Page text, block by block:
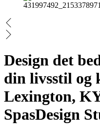
Design det
din livsstil og
Lexington,
SpasDesign